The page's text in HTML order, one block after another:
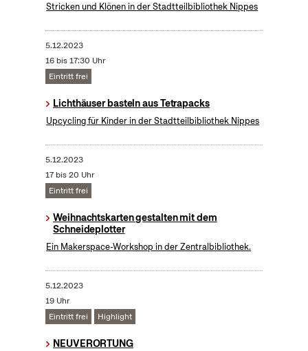
Stricken und Klönen in der Stadtteilbibliothek Nippes
5.12.2023
16 bis 17:30 Uhr
Eintritt frei
Lichthäuser basteln aus Tetrapacks
Upcycling für Kinder in der Stadtteilbibliothek Nippes
5.12.2023
17 bis 20 Uhr
Eintritt frei
Weihnachtskarten gestalten mit dem
Schneideplotter
Ein Makerspace-Workshop in der Zentralbibliothek.
5.12.2023
19 Uhr
Eintritt frei
Highlight
NEUVERORTUNG